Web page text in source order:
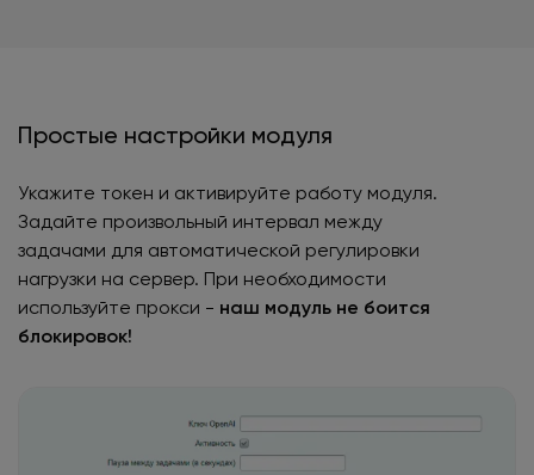
Простые настройки модуля
Укажите токен и активируйте работу модуля.
Задайте произвольный интервал между
задачами для автоматической регулировки
нагрузки на сервер. При необходимости
используйте прокси - наш модуль не боится
блокировок!